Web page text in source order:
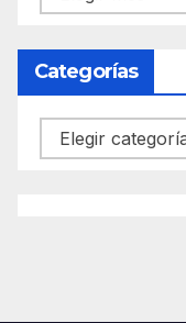
Categorías
Categorías